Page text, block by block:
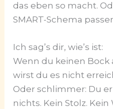
das eben so macht.
SMART-Schema
Ich sag’s dir, wie’s ist:
Wenn du keinen Bock
wirst du es nicht
Oder schlimmer: Du
nichts. Kein Stolz. Kein